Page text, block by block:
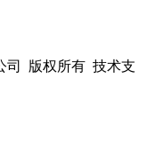
司 版权所有 技术支